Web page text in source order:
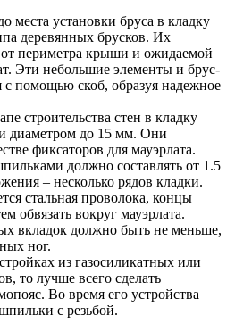
места установки бруса в кладку
деревянных брусков. Их
от периметра крыши и ожидаемой
Эти небольшие элементы и брус-
с помощью скоб, образуя надежное
строительства стен в кладку
диаметром до 15 мм. Они
фиксаторов для мауэрлата.
должно составлять от 1.5
– несколько рядов кладки.
стальная проволока, концы
обвязать вокруг мауэрлата.
вкладок должно быть не меньше,
ног.
из газосиликатных или
то лучше всего сделать
Во время его устройства
с резьбой.